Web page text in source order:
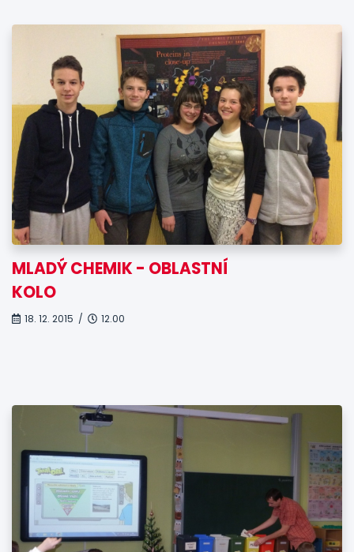
MLADÝ CHEMIK - OBLASTNÍ
KOLO
18. 12. 2015 / 12.00